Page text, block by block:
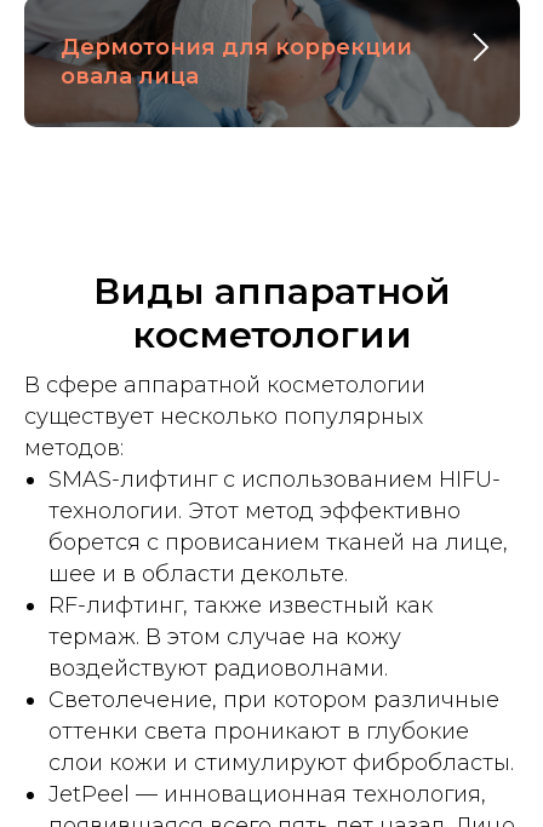
Дермотония для коррекции
овала лица
Виды аппаратной
косметологии
В сфере аппаратной косметологии
существует несколько популярных
методов:
SMAS-лифтинг с использованием HIFU-
технологии. Этот метод эффективно
борется с провисанием тканей на лице,
шее и в области декольте.
RF-лифтинг, также известный как
термаж. В этом случае на кожу
воздействуют радиоволнами.
Светолечение, при котором различные
оттенки света проникают в глубокие
слои кожи и стимулируют фибробласты.
JetPeel — инновационная технология,